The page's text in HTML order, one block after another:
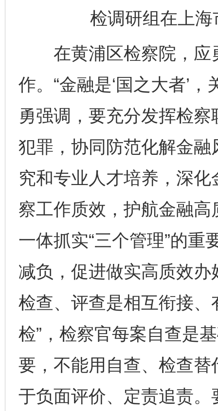
检调研组在上
在黄浦区检察院，应
作。“金融是‘国之大者’
勇强调，要充分发挥检
犯罪，协同防范化解金
究和专业人才培养，深
察工作质效，护航金融
一体抓实“三个管理”的
减负，促进做实高质效
检查、评查是相互衔接、
检”，检察官每案自查是
要，不能用自查、检查
于负面评价、定责追责